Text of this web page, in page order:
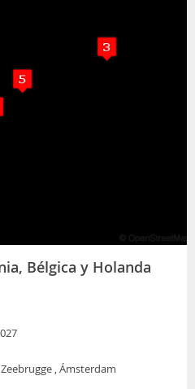
Bélgica y Holanda
, Ámsterdam